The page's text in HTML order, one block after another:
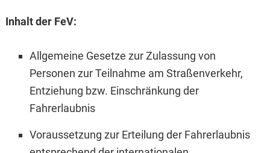
Inhalt der FeV:
Allgemeine Gesetze zur Zulassung von
Personen zur Teilnahme am Straßenverkehr,
Entziehung bzw. Einschränkung der
Fahrerlaubnis
Voraussetzung zur Erteilung der Fahrerlaubnis